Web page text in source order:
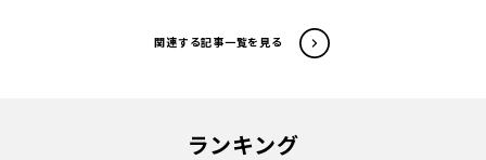
関連する記事一覧を見る
ランキング